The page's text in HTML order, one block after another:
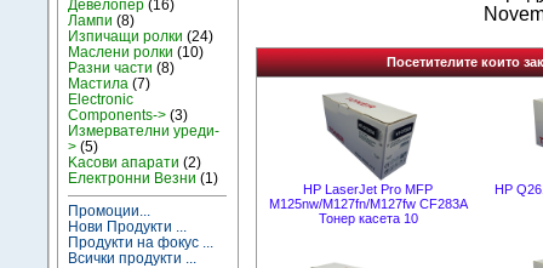
Девелопер (16)
Лампи (8)
Изпичащи ролки (24)
Маслени ролки (10)
Разни части (8)
Мастила (7)
Electronic
Components-> (3)
Измервателни уреди-
> (5)
Kасови апарати (2)
Електронни Везни (1)
Промоции...
Нови Продукти ...
Продукти на фокус ...
Всички продукти ...
Посетителите които
HP LaserJet Pro MFP
M125nw/M127fn/M127fw CF283A
Тонер касета 10
HP